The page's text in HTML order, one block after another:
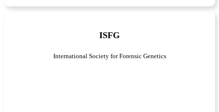
ISFG
International Society for Forensic Genetics